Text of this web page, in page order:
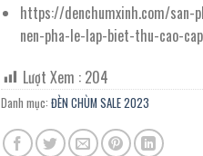
https://denchumxinh.com/
nen-pha-le-lap-biet-thu-cao-
Lượt Xem : 204
Danh mục: ĐÈN CHÙM SALE 2023